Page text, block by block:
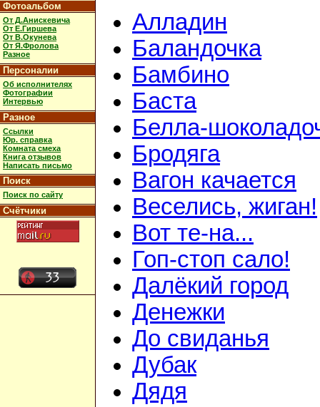
Фотоальбом
От Д.Анискевича
От Е.Гиршева
От В.Окунева
От Я.Фролова
Разное
Персоналии
Об исполнителях
Фотографии
Интервью
Разное
Ссылки
Юр. справка
Комната смеха
Книга отзывов
Написать письмо
Поиск
Поиск по сайту
Счётчики
Алладин
Баландочка
Бамбино
Баста
Белла-
Бродяга
Вагон качается
Веселись, жиган!
Вот те-на...
Гоп-стоп сало!
Далёкий город
Денежки
До свиданья
Дубак
Дядя